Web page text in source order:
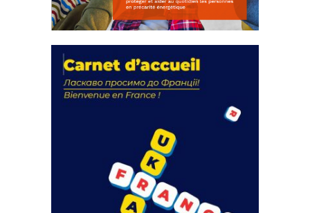
actions
18 septembre 2023
FEUILLETER